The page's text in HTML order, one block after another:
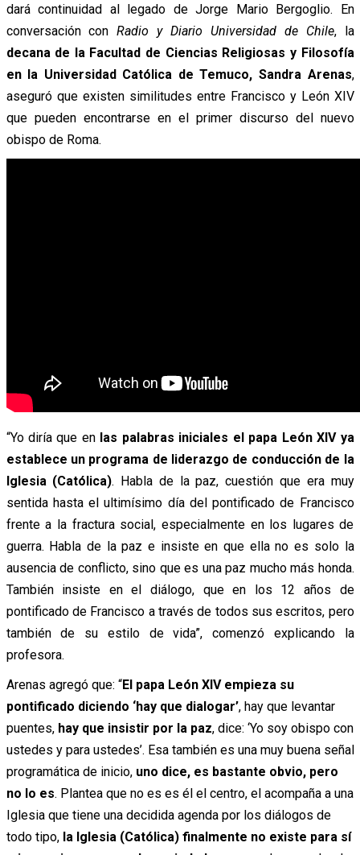
dará continuidad al legado de Jorge Mario Bergoglio. En
conversación conRadio y Diario Universidad de Chile, la
decana de la Facultad de Ciencias Religiosas y Filosofía
en la Universidad Católica de Temuco, Sandra Arenas,
aseguró que existen similitudes entre Francisco y León XIV
que pueden encontrarse en el primer discurso del nuevo
obispo de Roma.
“Yo diría que enlas palabras iniciales el papa León XIV ya
establece un programa de liderazgo de conducción de la
Iglesia (Católica). Habla de la paz, cuestión que era muy
sentida hasta el ultimísimo día del pontificado de Francisco
frente a la fractura social, especialmente en los lugares de
guerra. Habla de la paz e insiste en que ella no es solo la
ausencia de conflicto, sino que es una paz mucho más honda.
También insiste en el diálogo, que en los 12 años de
pontificado de Francisco a través de todos sus escritos, pero
también de su estilo de vida”, comenzó explicando la
profesora.
Arenas agregó que: “El papa León XIV empieza su
pontificado diciendo ‘hay que dialogar’, hay que levantar
puentes,hay que insistir por la paz, dice: ‘Yo soy obispo con
ustedes y para ustedes’. Esa también es una muy buena señal
programática de inicio,uno dice, es bastante obvio, pero
no lo es. Plantea que no es es él el centro, el acompaña a una
Iglesia que tiene una decidida agenda por los diálogos de
todo tipo,la Iglesia (Católica) finalmente no existe para sí